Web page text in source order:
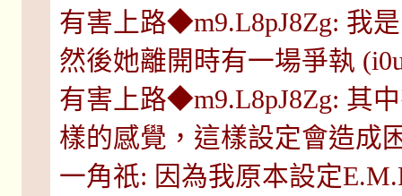
有害上路◆m9.L8pJ8Zg: 我
然後她離開時有一場爭執
有害上路◆m9.L8pJ8Zg: 其
樣的感覺，這樣設定會造成
一角祇: 因為我原本設定